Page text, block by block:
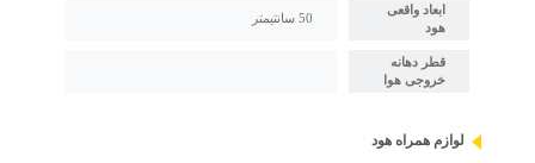
ابعاد واقعی
هود
50 سانتیمتر
قطر دهانه
خروجی هوا
لوازم همراه هود